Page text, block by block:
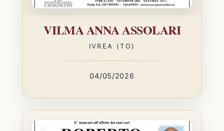
VILMA ANNA ASSOLARI
IVREA (TO)
04/05/2026